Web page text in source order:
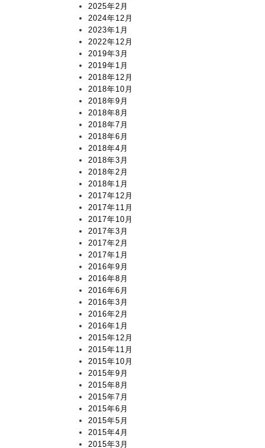
2025年2月
2024年12月
2023年1月
2022年12月
2019年3月
2019年1月
2018年12月
2018年10月
2018年9月
2018年8月
2018年7月
2018年6月
2018年4月
2018年3月
2018年2月
2018年1月
2017年12月
2017年11月
2017年10月
2017年3月
2017年2月
2017年1月
2016年9月
2016年8月
2016年6月
2016年3月
2016年2月
2016年1月
2015年12月
2015年11月
2015年10月
2015年9月
2015年8月
2015年7月
2015年6月
2015年5月
2015年4月
2015年3月